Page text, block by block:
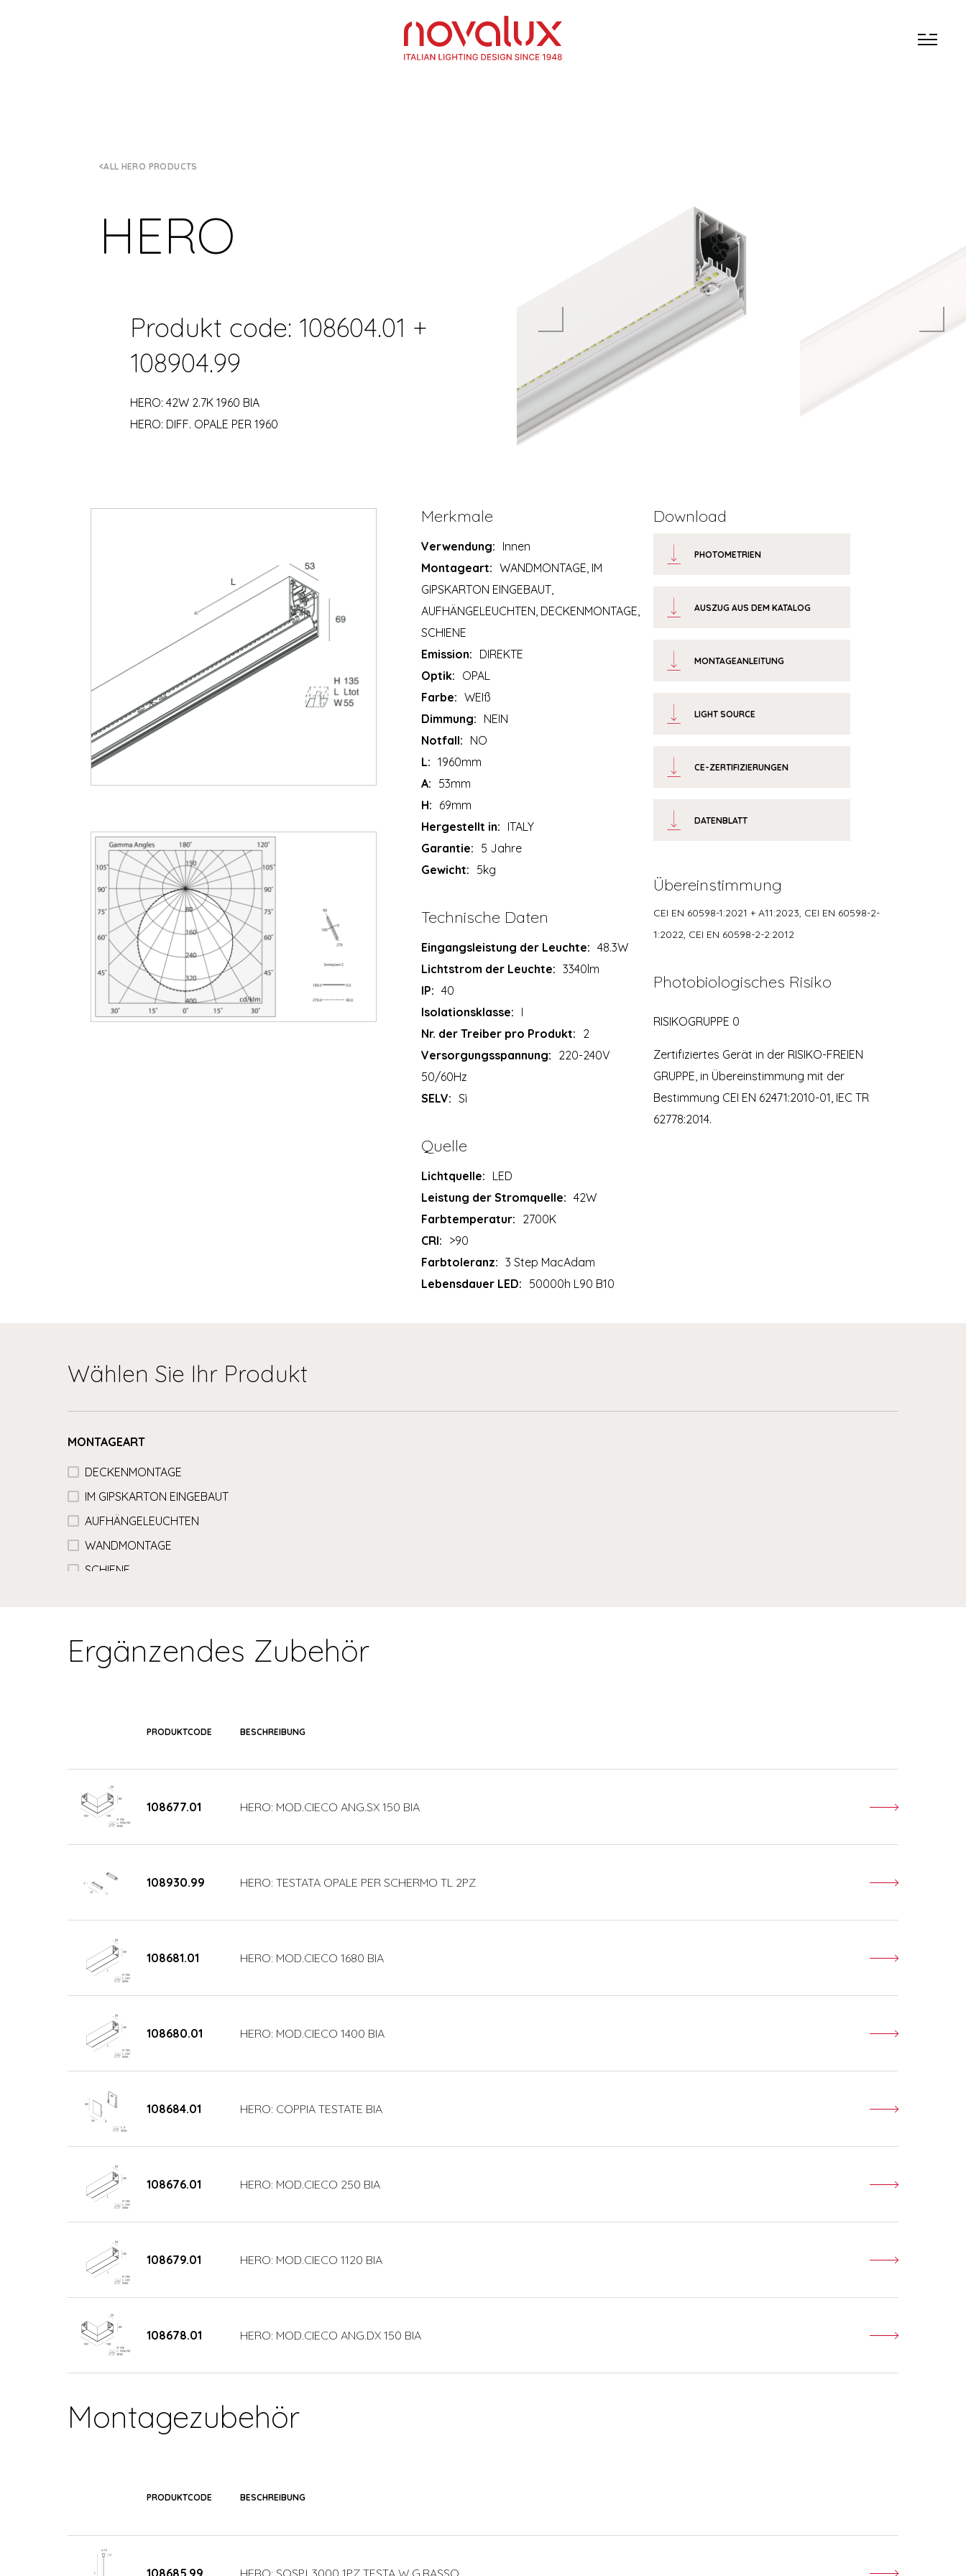
ALL HERO PRODUCTS
HERO
Produkt code: 108604.01 +
108904.99
HERO: 42W 2.7K 1960 BIA
HERO: DIFF. OPALE PER 1960
Merkmale
Verwendung: Innen
Montageart: WANDMONTAGE, IM
GIPSKARTON EINGEBAUT,
AUFHÄNGELEUCHTEN, DECKENMONTAGE,
SCHIENE
Emission: DIREKTE
Optik: OPAL
Farbe: WEIß
Dimmung: NEIN
Notfall: NO
L: 1960mm
A: 53mm
H: 69mm
Hergestellt in: ITALY
Garantie: 5 Jahre
Gewicht: 5kg
Technische Daten
Eingangsleistung der Leuchte: 48.3W
Lichtstrom der Leuchte: 3340lm
IP: 40
Isolationsklasse: I
Nr. der Treiber pro Produkt: 2
Versorgungsspannung: 220-240V
50/60Hz
SELV: Sì
Quelle
Lichtquelle: LED
Leistung der Stromquelle: 42W
Farbtemperatur: 2700K
CRI: >90
Farbtoleranz: 3 Step MacAdam
Lebensdauer LED: 50000h L90 B10
Download
PHOTOMETRIEN
AUSZUG AUS DEM KATALOG
MONTAGEANLEITUNG
LIGHT SOURCE
CE-ZERTIFIZIERUNGEN
DATENBLATT
Übereinstimmung
CEI EN 60598-1:2021 + A11:2023, CEI EN 60598-2-
1:2022, CEI EN 60598-2-2:2012
Photobiologisches Risiko
RISIKOGRUPPE 0
Zertifiziertes Gerät in der RISIKO-FREIEN
GRUPPE, in Übereinstimmung mit der
Bestimmung CEI EN 62471:2010-01, IEC TR
62778:2014.
Wählen Sie Ihr Produkt
MONTAGEART
DECKENMONTAGE
IM GIPSKARTON EINGEBAUT
AUFHÄNGELEUCHTEN
WANDMONTAGE
SCHIENE
Ergänzendes Zubehör
PRODUKTCODE BESCHREIBUNG
108677.01 HERO: MOD.CIECO ANG.SX 150 BIA
108930.99 HERO: TESTATA OPALE PER SCHERMO TL 2PZ
108681.01 HERO: MOD.CIECO 1680 BIA
108680.01 HERO: MOD.CIECO 1400 BIA
108684.01 HERO: COPPIA TESTATE BIA
108676.01 HERO: MOD.CIECO 250 BIA
108679.01 HERO: MOD.CIECO 1120 BIA
108678.01 HERO: MOD.CIECO ANG.DX 150 BIA
Montagezubehör
PRODUKTCODE BESCHREIBUNG
108685.99 HERO: SOSP.L3000 1PZ TESTA W.G.BASSO